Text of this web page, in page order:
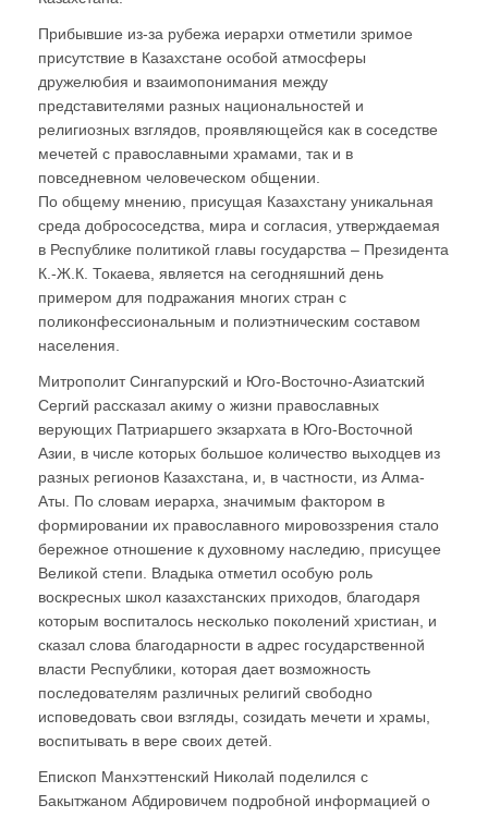
Прибывшие из-за рубежа иерархи отметили зримое
присутствие в Казахстане особой атмосферы
дружелюбия и взаимопонимания между
представителями разных национальностей и
религиозных взглядов, проявляющейся как в соседстве
мечетей с православными храмами, так и в
повседневном человеческом общении.
По общему мнению, присущая Казахстану уникальная
среда добрососедства, мира и согласия, утверждаемая
в Республике политикой главы государства – Президента
К.-Ж.К. Токаева, является на сегодняшний день
примером для подражания многих стран с
поликонфессиональным и полиэтническим составом
населения.
Митрополит Сингапурский и Юго-Восточно-Азиатский
Сергий рассказал акиму о жизни православных
верующих Патриаршего экзархата в Юго-Восточной
Азии, в числе которых большое количество выходцев из
разных регионов Казахстана, и, в частности, из Алма-
Аты. По словам иерарха, значимым фактором в
формировании их православного мировоззрения стало
бережное отношение к духовному наследию, присущее
Великой степи. Владыка отметил особую роль
воскресных школ казахстанских приходов, благодаря
которым воспиталось несколько поколений христиан, и
сказал слова благодарности в адрес государственной
власти Республики, которая дает возможность
последователям различных религий свободно
исповедовать свои взгляды, созидать мечети и храмы,
воспитывать в вере своих детей.
Епископ Манхэттенский Николай поделился с
Бакытжаном Абдировичем подробной информацией о